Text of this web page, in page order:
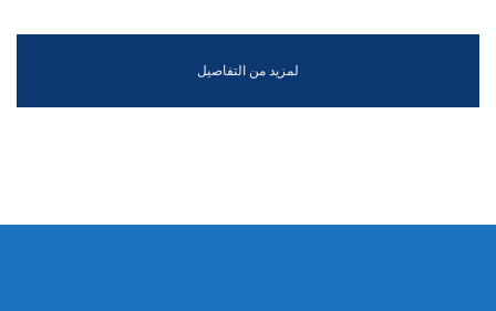
لمزيد من التفاصيل